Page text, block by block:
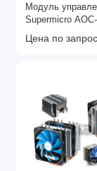
Модуль
Supermicro
Expansion Module
Цена по